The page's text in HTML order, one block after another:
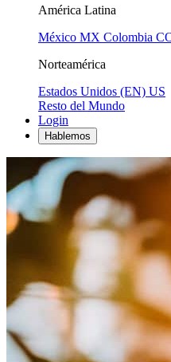
América Latina
México MX Colombia
Norteamérica
Estados Unidos (EN) US
Resto del Mundo
Login
Hablemos